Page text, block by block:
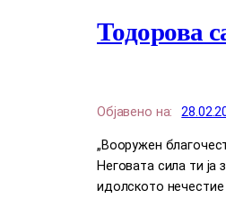
Тодорова
Објавено на:
„Вооружен
Неговата сила ти
идолското нечестие